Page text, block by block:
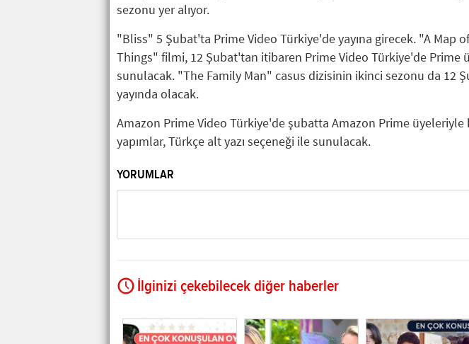
sezonu yer alıyor.
"Bliss" 5 Şubat'ta Prime Video Türkiye'de yayına girecek. "A Map
Things" filmi, 12 Şubat'tan itibaren Prime Video Türkiye'de Prime
sunulacak. "The Family Man" casus dizisinin ikinci sezonu da 12
yayında olacak.
Amazon Prime Video Türkiye'de şubatta Amazon Prime
yapımlar, Türkçe alt yazı seçeneği ile sunulacak.
YORUMLAR
İlginizi çekebilecek diğer haberler